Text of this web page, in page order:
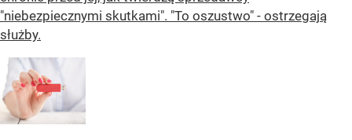
"niebezpiecznymi skutkami". "To oszustwo" - ostrzegają
służby.